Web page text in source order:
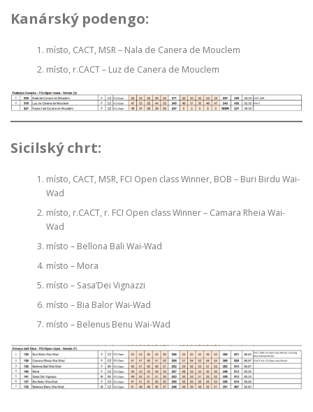
Kanárský podengo:
místo, CACT, MSR – Nala de Canera de Mouclem
místo, r.CACT – Luz de Canera de Mouclem
Sicilský chrt:
místo, CACT, MSR, FCI Open class Winner, BOB – Buri Birdu Wai-
Wad
místo, r.CACT, r. FCI Open class Winner – Camara Rheia Wai-
Wad
místo – Bellona Bali Wai-Wad
místo – Mora
místo – Sasa’Dei Vignazzi
místo – Bia Balor Wai-Wad
místo – Belenus Benu Wai-Wad